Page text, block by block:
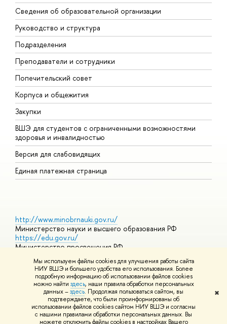
Мы используем файлы cookies для улучшения работы сайта
НИУ ВШЭ и большего удобства его использования. Более
подробную информацию об использовании файлов cookies
можно найти здесь, наши правила обработки персональных
данных –здесь. Продолжая пользоваться сайтом, вы
подтверждаете, что были проинформированы об
использовании файлов cookies сайтом НИУ ВШЭ и согласны
с нашими правилами обработки персональных данных. Вы
можете отключить файлы cookies в настройках Вашего
✖
Сведения об образовательной организации
Руководство и структура
Подразделения
Преподаватели и сотрудники
Попечительский совет
Корпуса и общежития
Закупки
ВШЭ для студентов с ограниченными возможностями
здоровья и инвалидностью
Версия для слабовидящих
Единая платежная страница
http://www.minobrnauki.gov.ru/
Министерство науки и высшего образования РФ
https://edu.gov.ru/
Министерство просвещения РФ
https://elearning.hse.ru/mooc
Массовые открытые онлайн-курсы
© НИУ ВШЭ 1993–2026 Адреса и контактыУсловия
использования материалов Политика конфиденциальности
Шрифты HSE Sans и HSE Slab разработаны вШколе дизайна НИУ